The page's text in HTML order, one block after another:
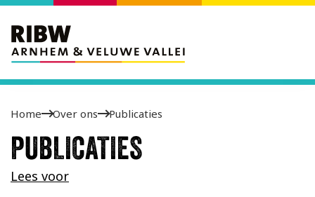
Home Over ons Publicaties
PUBLICATIES
Lees voor